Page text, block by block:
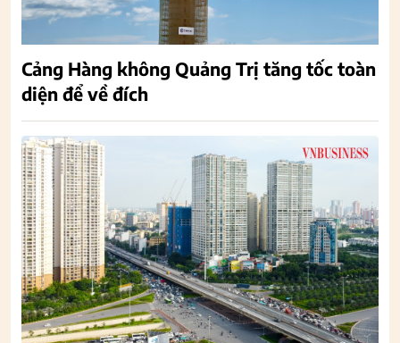
Cảng Hàng không Quảng Trị tăng tốc toàn
diện để về đích